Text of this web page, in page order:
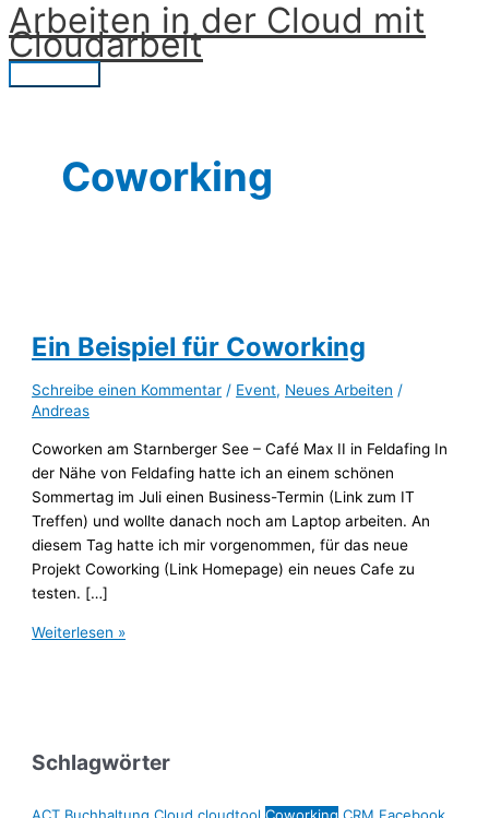
Zum
Inhalt
springen
Arbeiten in der Cloud mit
Cloudarbeit
Hauptmenü
Coworking
Ein Beispiel für Coworking
Schreibe einen Kommentar / Event, Neues Arbeiten /
Andreas
Coworken am Starnberger See – Café Max II in Feldafing In
der Nähe von Feldafing hatte ich an einem schönen
Sommertag im Juli einen Business-Termin (Link zum IT
Treffen) und wollte danach noch am Laptop arbeiten. An
diesem Tag hatte ich mir vorgenommen, für das neue
Projekt Coworking (Link Homepage) ein neues Cafe zu
testen. […]
Ein
Weiterlesen »
Schlagwörter
ACT Buchhaltung Cloud cloudtool Coworking CRM Facebook